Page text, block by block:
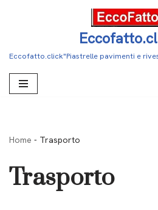
contenuto
Eccofatto.click"Piastrelle pavimenti e
Home - Trasporto
Trasporto